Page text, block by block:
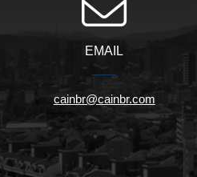
EMAIL
cainbr@cainbr.com